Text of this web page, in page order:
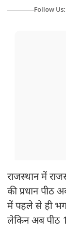
Follow Us:
राजस्थान में
की प्रधान पीठ
में पहले से ही
लेकिन अब पीठ